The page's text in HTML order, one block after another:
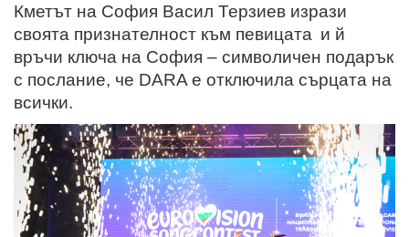
Кметът на София Васил Терзиев изрази
своята признателност към певицата и й
връчи ключа на София – символичен подарък
с послание, че DARA e отключила сърцата на
всички.